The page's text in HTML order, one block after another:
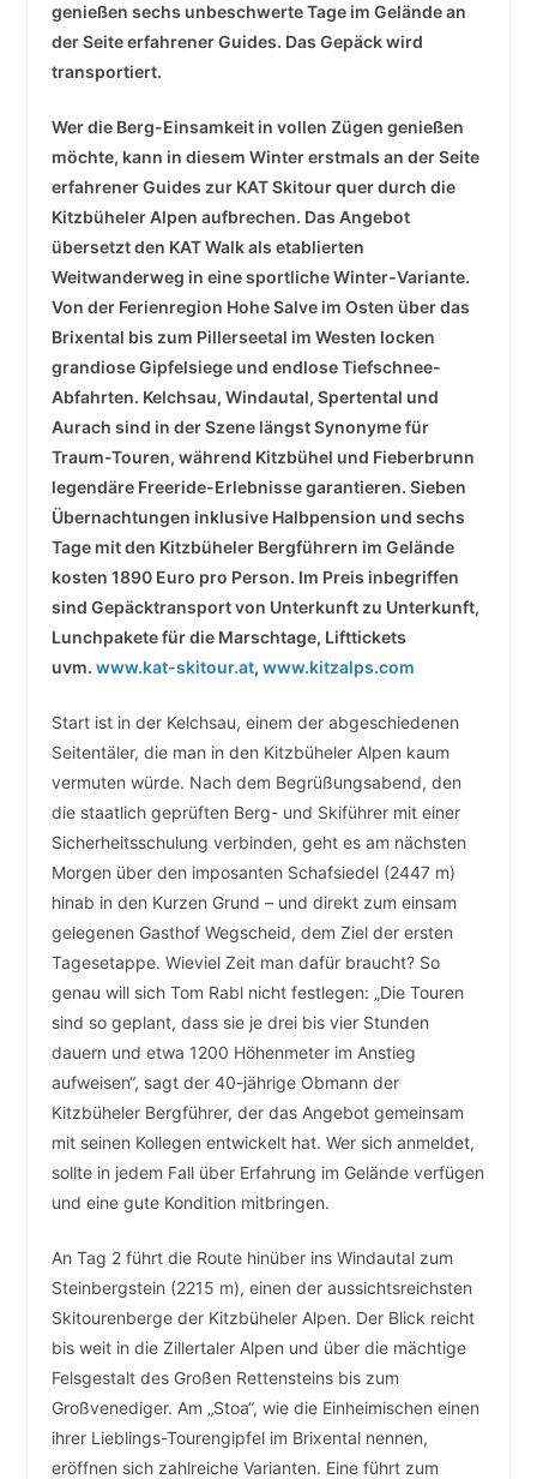
genießen sechs unbeschwerte Tage im Gelände an
der Seite erfahrener Guides. Das Gepäck wird
transportiert.
Wer die Berg-Einsamkeit in vollen Zügen genießen
möchte, kann in diesem Winter erstmals an der Seite
erfahrener Guides zur KAT Skitour quer durch die
Kitzbüheler Alpen aufbrechen. Das Angebot
übersetzt den KAT Walk als etablierten
Weitwanderweg in eine sportliche Winter-Variante.
Von der Ferienregion Hohe Salve im Osten über das
Brixental bis zum Pillerseetal im Westen locken
grandiose Gipfelsiege und endlose Tiefschnee-
Abfahrten. Kelchsau, Windautal, Spertental und
Aurach sind in der Szene längst Synonyme für
Traum-Touren, während Kitzbühel und Fieberbrunn
legendäre Freeride-Erlebnisse garantieren. Sieben
Übernachtungen inklusive Halbpension und sechs
Tage mit den Kitzbüheler Bergführern im Gelände
kosten 1890 Euro pro Person. Im Preis inbegriffen
sind Gepäcktransport von Unterkunft zu Unterkunft,
Lunchpakete für die Marschtage, Lifttickets
uvm. www.kat-skitour.at, www.kitzalps.com
Start ist in der Kelchsau, einem der abgeschiedenen
Seitentäler, die man in den Kitzbüheler Alpen kaum
vermuten würde. Nach dem Begrüßungsabend, den
die staatlich geprüften Berg- und Skiführer mit einer
Sicherheitsschulung verbinden, geht es am nächsten
Morgen über den imposanten Schafsiedel (2447 m)
hinab in den Kurzen Grund – und direkt zum einsam
gelegenen Gasthof Wegscheid, dem Ziel der ersten
Tagesetappe. Wieviel Zeit man dafür braucht? So
genau will sich Tom Rabl nicht festlegen: „Die Touren
sind so geplant, dass sie je drei bis vier Stunden
dauern und etwa 1200 Höhenmeter im Anstieg
aufweisen“, sagt der 40-jährige Obmann der
Kitzbüheler Bergführer, der das Angebot gemeinsam
mit seinen Kollegen entwickelt hat. Wer sich anmeldet,
sollte in jedem Fall über Erfahrung im Gelände verfügen
und eine gute Kondition mitbringen.
An Tag 2 führt die Route hinüber ins Windautal zum
Steinbergstein (2215 m), einen der aussichtsreichsten
Skitourenberge der Kitzbüheler Alpen. Der Blick reicht
bis weit in die Zillertaler Alpen und über die mächtige
Felsgestalt des Großen Rettensteins bis zum
Großvenediger. Am „Stoa“, wie die Einheimischen einen
ihrer Lieblings-Tourengipfel im Brixental nennen,
eröffnen sich zahlreiche Varianten. Eine führt zum